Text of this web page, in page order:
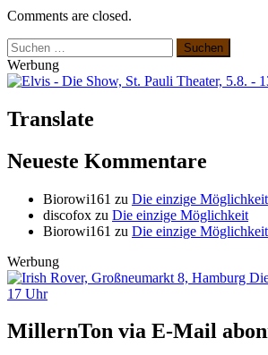
Comments are closed.
Suchen
nach:
Werbung
Translate
Neueste Kommentare
Biorowi161 zu Die einzige Möglichkeit
discofox zu Die einzige Möglichkeit
Biorowi161 zu Die einzige Möglichkeit
Werbung
MillernTon via E-Mail